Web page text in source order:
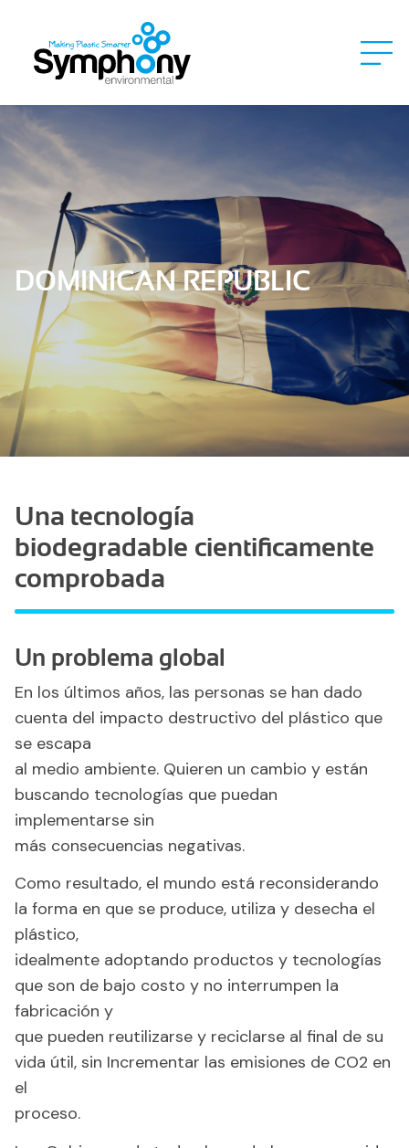
DOMINICAN REPUBLIC
Una tecnología
biodegradable cientificamente
comprobada
Un problema global
En los últimos años, las personas se han dado
cuenta del impacto destructivo del plástico que
se escapa
al medio ambiente. Quieren un cambio y están
buscando tecnologías que puedan
implementarse sin
más consecuencias negativas.
Como resultado, el mundo está reconsiderando
la forma en que se produce, utiliza y desecha el
plástico,
idealmente adoptando productos y tecnologías
que son de bajo costo y no interrumpen la
fabricación y
que pueden reutilizarse y reciclarse al final de su
vida útil, sin Incrementar las emisiones de CO2 en
el
proceso.